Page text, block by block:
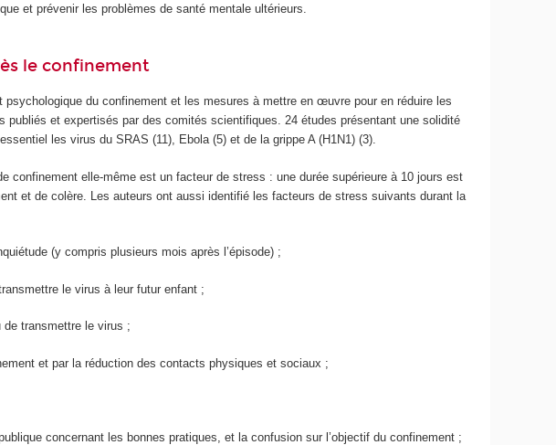
et prévenir les problèmes de santé mentale ultérieurs.
le confinement
psychologique du confinement et les mesures à mettre en œuvre pour en réduire les
et expertisés par des comités scientifiques. 24 études présentant une solidité
les virus du SRAS (11), Ebola (5) et de la grippe A (H1N1) (3).
confinement elle-même est un facteur de stress : une durée supérieure à 10 jours est
et de colère. Les auteurs ont aussi identifié les facteurs de stress suivants durant la
(y compris plusieurs mois après l’épisode) ;
le virus à leur futur enfant ;
de transmettre le virus ;
et par la réduction des contacts physiques et sociaux ;
concernant les bonnes pratiques, et la confusion sur l’objectif du confinement ;